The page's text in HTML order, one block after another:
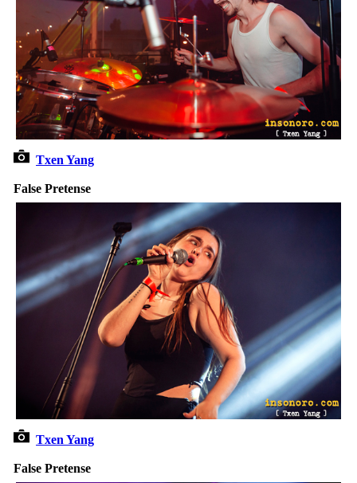
Txen Yang
False Pretense
Txen Yang
False Pretense